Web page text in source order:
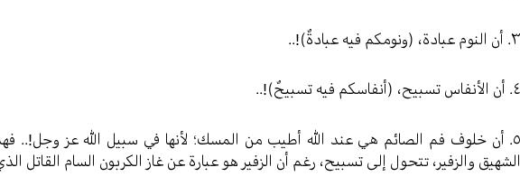
۳. أن النوم عبادة، (ونومكم فيه عبادةٌ)!..
٤. أن الأنفاس تسبيح، (أنفاسكم فيه تسبيحٌ)!..
٥. أن خلوف فم الصائم هي عند الله أطيب من المسك؛ لأنها في سبيل الله عز وجل!..
الشهيق والزفير، تتحول إلى تسبيح، رغم أن الزفير هو عبارة عن غاز الكربون السام القاتل